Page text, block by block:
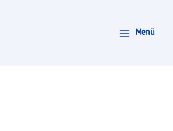
Menü